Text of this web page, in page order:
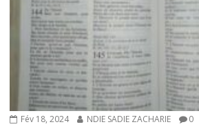
Fév 18, 2024 NDIE SADIE ZACHARIE 0